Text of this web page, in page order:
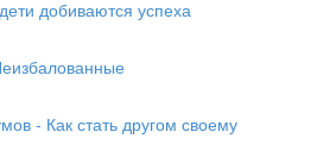
добиваются успеха
- Как стать другом своему